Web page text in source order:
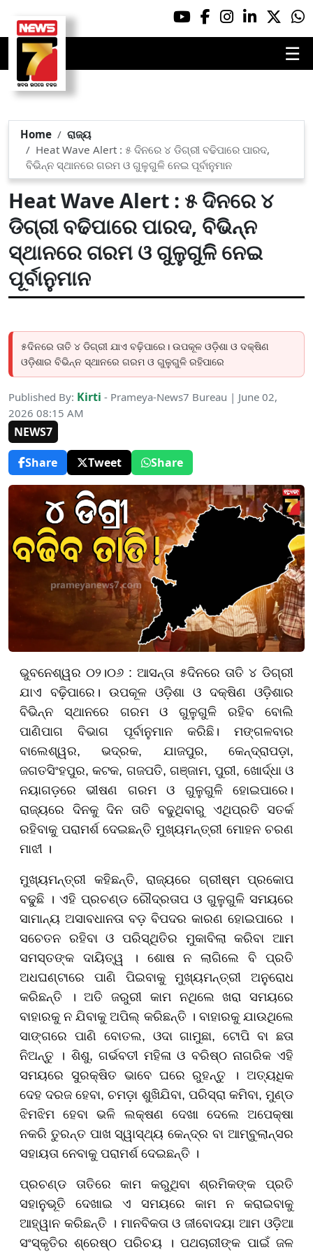
☰
Home
ରାଜ୍ୟ
Heat Wave Alert : ୫ ଦିନରେ ୪ ଡିଗ୍ରୀ ବଢିପାରେ ପାରଦ,
ବିଭିନ୍ନ ସ୍ଥାନରେ ଗରମ ଓ ଗୁଳୁଗୁଳି ନେଇ ପୂର୍ବାନୁମାନ
Heat Wave Alert : ୫ ଦିନରେ ୪
ଡିଗ୍ରୀ ବଢିପାରେ ପାରଦ, ବିଭିନ୍ନ
ସ୍ଥାନରେ ଗରମ ଓ ଗୁଳୁଗୁଳି ନେଇ
ପୂର୍ବାନୁମାନ
୫ଦିନରେ ତାତି ୪ ଡିଗ୍ରୀ ଯାଏ ବଢ଼ିପାରେ। ଉପକୂଳ ଓଡ଼ିଶା ଓ ଦକ୍ଷିଣ
ଓଡ଼ିଶାର ବିଭିନ୍ନ ସ୍ଥାନରେ ଗରମ ଓ ଗୁଳୁଗୁଳି ରହିପାରେ
Published By: Kirti - Prameya-News7 Bureau | June 02,
2026 08:15 AM
NEWS7
Share
Tweet Share
ଭୁବନେଶ୍ୱର ୦୨।୦୬ : ଆସନ୍ତା ୫ଦିନରେ ତାତି ୪ ଡିଗ୍ରୀ
ଯାଏ ବଢ଼ିପାରେ। ଉପକୂଳ ଓଡ଼ିଶା ଓ ଦକ୍ଷିଣ ଓଡ଼ିଶାର
ବିଭିନ୍ନ ସ୍ଥାନରେ ଗରମ ଓ ଗୁଳୁଗୁଳି ରହିବ ବୋଲି
ପାଣିପାଗ ବିଭାଗ ପୂର୍ବାନୁମାନ କରିଛି। ମଙ୍ଗଳବାର
ବାଲେଶ୍ୱର, ଭଦ୍ରକ, ଯାଜପୁର, କେନ୍ଦ୍ରାପଡ଼ା,
ଜଗତସିଂହପୁର, କଟକ, ଗଜପତି, ଗଞ୍ଜାମ, ପୁରୀ, ଖୋର୍ଦ୍ଧା ଓ
ନୟାଗଡ଼ରେ ଭୀଷଣ ଗରମ ଓ ଗୁଳୁଗୁଳି ହୋଇପାରେ।
ରାଜ୍ୟରେ ଦିନକୁ ଦିନ ତାତି ବଢୁଥିବାରୁ ଏଥିପ୍ରତି ସତର୍କ
ରହିବାକୁ ପରାମର୍ଶ ଦେଇଛନ୍ତି ମୁଖ୍ୟମନ୍ତ୍ରୀ ମୋହନ ଚରଣ
ମାଝୀ ।
ମୁଖ୍ୟମନ୍ତ୍ରୀ କହିଛନ୍ତି, ରାଜ୍ୟରେ ଗ୍ରୀଷ୍ମ ପ୍ରକୋପ
ବଢୁଛି । ଏହି ପ୍ରଚଣ୍ଡ ରୌଦ୍ରତାପ ଓ ଗୁଳୁଗୁଳି ସମୟରେ
ସାମାନ୍ୟ ଅସାବଧାନତା ବଡ଼ ବିପଦର କାରଣ ହୋଇପାରେ ।
ସଚେତନ ରହିବା ଓ ପରିସ୍ଥିତିର ମୁକାବିଲା କରିବା ଆମ
ସମସ୍ତଙ୍କ ଦାୟିତ୍ୱ । ଶୋଷ ନ ଲାଗିଲେ ବି ପ୍ରତି
ଅଧଘଣ୍ଟାରେ ପାଣି ପିଇବାକୁ ମୁଖ୍ୟମନ୍ତ୍ରୀ ଅନୁରୋଧ
କରିଛନ୍ତି । ଅତି ଜରୁରୀ କାମ ନଥିଲେ ଖରା ସମୟରେ
ବାହାରକୁ ନ ଯିବାକୁ ଅପିଲ୍ କରିଛନ୍ତି । ବାହାରକୁ ଯାଉଥିଲେ
ସାଙ୍ଗରେ ପାଣି ବୋତଲ, ଓଦା ଗାମୁଛା, ଟୋପି ବା ଛତା
ନିଅନ୍ତୁ । ଶିଶୁ, ଗର୍ଭବତୀ ମହିଳା ଓ ବରିଷ୍ଠ ନାଗରିକ ଏହି
ସମୟରେ ସୁରକ୍ଷିତ ଭାବେ ଘରେ ରୁହନ୍ତୁ । ଅତ୍ୟଧିକ
ଦେହ ଦରଜ ହେବା, ଚମଡ଼ା ଶୁଖିଯିବା, ପରିସ୍ରା କମିବା, ମୁଣ୍ଡ
ଝିମଝିମ ହେବା ଭଳି ଲକ୍ଷଣ ଦେଖା ଦେଲେ ଅପେକ୍ଷା
ନକରି ତୁରନ୍ତ ପାଖ ସ୍ୱାସ୍ଥ୍ୟ କେନ୍ଦ୍ର ବା ଆମ୍ବୁଲାନ୍ସର
ସହାୟତା ନେବାକୁ ପରାମର୍ଶ ଦେଇଛନ୍ତି ।
ପ୍ରଚଣ୍ଡ ତାତିରେ କାମ କରୁଥିବା ଶ୍ରମିକଙ୍କ ପ୍ରତି
ସହାନୁଭୂତି ଦେଖାଇ ଏ ସମୟରେ କାମ ନ କରାଇବାକୁ
ଆହ୍ୱାନ କରିଛନ୍ତି । ମାନବିକତା ଓ ଜୀବୋଦୟା ଆମ ଓଡ଼ିଆ
ସଂସ୍କୃତିର ଶ୍ରେଷ୍ଠ ପରିଚୟ । ପଥଚାରୀଙ୍କ ପାଇଁ ଜଳ